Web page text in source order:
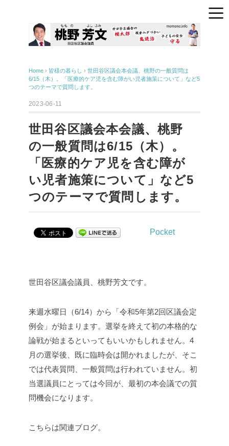
Home › 皆様の暮らし › 世田谷区議会本会議、桃野の一般質問は
6/15（木）。「医療的ケア児を含む障がい児者施策について」など5
つのテーマで質問します。
2023-06-11
世田谷区議会本会議、桃野
の一般質問は6/15（木）。
「医療的ケア児を含む障が
い児者施策について」など5
つのテーマで質問します。
Pocket
世田谷区議会議員、桃野芳文です。
来週水曜日（6/14）から「令和5年第2回区議会定
例会」が始まります。選挙を終えて初の本格的な
論戦が始まるといってもいいかもしれません。4
月の選挙後、既に臨時会は開かれましたが、そこ
では代表質問、一般質問は行われていません。初
当選議員にとっては今回が、最初の本会議での質
問機会になります。
こちらは関連ブログ。